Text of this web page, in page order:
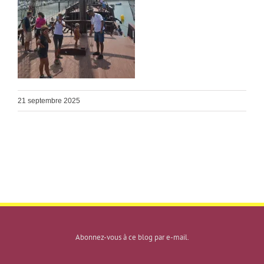
21 septembre 2025
Abonnez-vous à ce blog par e-mail.